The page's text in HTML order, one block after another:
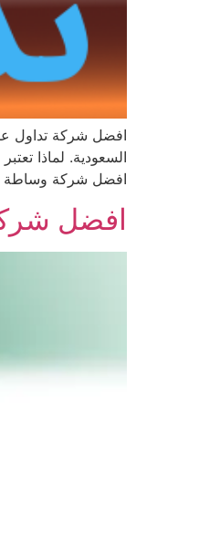
افضل شركة تداول
افضل شركة وساطة
افضل